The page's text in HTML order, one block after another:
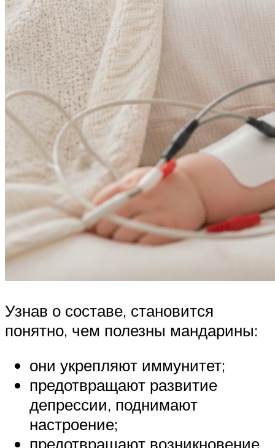
Узнав о составе, становится
понятно, чем полезны мандарины:
они укрепляют иммунитет;
предотвращают развитие
депрессии, поднимают
настроение;
предотвращают возникновение